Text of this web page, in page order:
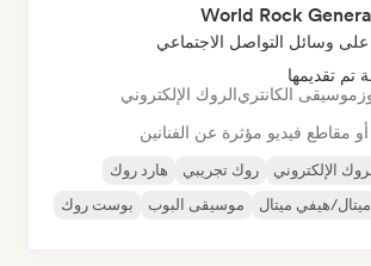
World Rock
على وسائل التواصل الاجتماعي
موسيقى الكانتريالروك الإلكتروني
مقاطع فيديو مؤثرة عن الفنانين
الإلكتروني روك تجريبي
هارد روك
ميتال/هيفي ميتال موسيقى البوب بوست روك